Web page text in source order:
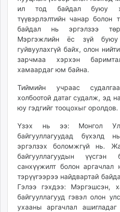
ил тод байдал буюу
түүвэрлэлтийн чанар болон
байдал нь эргэлзээ
Мэргэжлийн ёс зүй буюу
гуйвуулахгүй байх, олон
зарчмаа хэрхэн
хамаардаг юм байна.
Тиймийн учраас
холбоотой датаг судалж, эд
юу гэдгийг тооцохыг оролдов.
Үзэх нь ээ: Монгол
байгууллагуудад бүхэлд
эргэлзэх боломжгүй нь.
байгууллагуудын үүсгэн
санхүүжилт болон
тэрүүгээрээ найдвартай
Гэлээ гэхдээ: Мэргэшсэн,
байгууллагууд гэвэл олон
ухааны аргачлал